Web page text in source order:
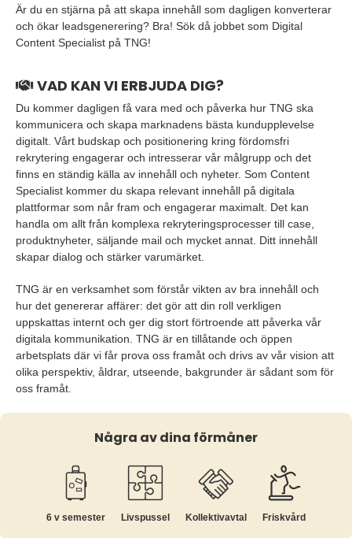
Är du en stjärna på att skapa innehåll som dagligen konverterar
och ökar leadsgenerering? Bra! Sök då jobbet som Digital
Content Specialist på TNG!
VAD KAN VI ERBJUDA DIG?
Du kommer dagligen få vara med och påverka hur TNG ska
kommunicera och skapa marknadens bästa kundupplevelse
digitalt. Vårt budskap och positionering kring fördomsfri
rekrytering engagerar och intresserar vår målgrupp och det
finns en ständig källa av innehåll och nyheter. Som Content
Specialist kommer du skapa relevant innehåll på digitala
plattformar som når fram och engagerar maximalt. Det kan
handla om allt från komplexa rekryteringsprocesser till case,
produktnyheter, säljande mail och mycket annat. Ditt innehåll
skapar dialog och stärker varumärket.
TNG är en verksamhet som förstår vikten av bra innehåll och
hur det genererar affärer: det gör att din roll verkligen
uppskattas internt och ger dig stort förtroende att påverka vår
digitala kommunikation. TNG är en tillåtande och öppen
arbetsplats där vi får prova oss framåt och drivs av vår vision att
olika perspektiv, åldrar, utseende, bakgrunder är sådant som för
oss framåt.
Några av dina förmåner
6 v semester Livspussel Kollektiv­avtal Friskvård